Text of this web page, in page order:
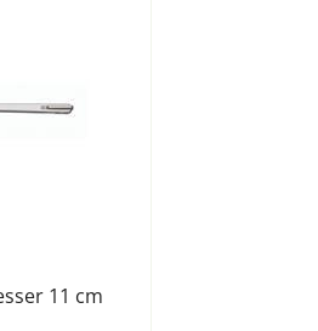
11 cm